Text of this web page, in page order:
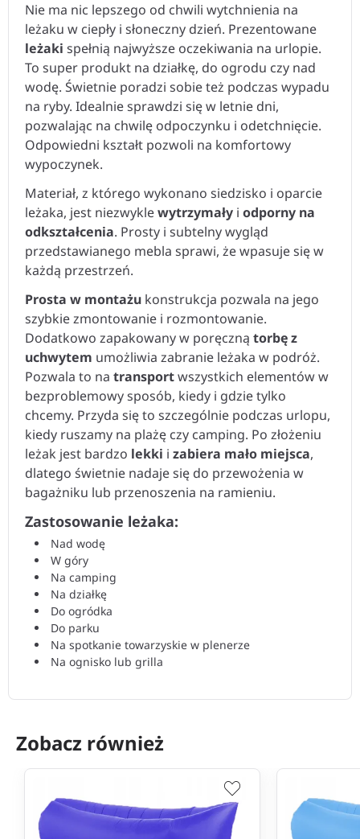
Nie ma nic lepszego od chwili wytchnienia na
leżaku w ciepły i słoneczny dzień. Prezentowane
leżaki spełnią najwyższe oczekiwania na urlopie.
To super produkt na działkę, do ogrodu czy nad
wodę. Świetnie poradzi sobie też podczas wypadu
na ryby. Idealnie sprawdzi się w letnie dni,
pozwalając na chwilę odpoczynku i odetchnięcie.
Odpowiedni kształt pozwoli na komfortowy
wypoczynek.
Materiał, z którego wykonano siedzisko i oparcie
leżaka, jest niezwyklewytrzymały i odporny na
odkształcenia. Prosty i subtelny wygląd
przedstawianego mebla sprawi, że wpasuje się w
każdą przestrzeń.
Prosta w montażu konstrukcja pozwala na jego
szybkie zmontowanie i rozmontowanie.
Dodatkowo zapakowany w poręczną torbę z
uchwytem umożliwia zabranie leżaka w podróż.
Pozwala to na transportwszystkich elementów w
bezproblemowy sposób, kiedy i gdzie tylko
chcemy. Przyda się to szczególnie podczas urlopu,
kiedy ruszamy na plażę czy camping. Po złożeniu
leżak jest bardzo lekki i zabiera mało miejsca,
dlatego świetnie nadaje się do przewożenia w
bagażniku lub przenoszenia na ramieniu.
Zastosowanie leżaka:
Nad wodę
W góry
Na camping
Na działkę
Do ogródka
Do parku
Na spotkanie towarzyskie w plenerze
Na ognisko lub grilla
Zobacz również